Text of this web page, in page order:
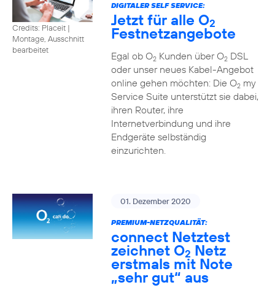
Credits: Placeit |
Montage, Ausschnitt
bearbeitet
DIGITALER SELF SERVICE:
Jetzt für alle O2
Festnetzangebote
Egal ob O2Kunden über O2DSL
oder unser neues Kabel-Angebot
online gehen möchten: Die O2my
Service Suite unterstützt sie dabei,
ihren Router, ihre
Internetverbindung und ihre
Endgeräte selbständig
einzurichten.
01. Dezember 2020
PREMIUM-NETZQUALITÄT:
connect Netztest
zeichnet O2 Netz
erstmals mit Note
„sehr gut“ aus